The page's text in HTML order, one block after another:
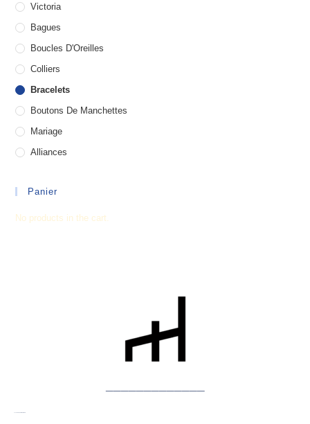
Victoria
Bagues
Boucles D'Oreilles
Colliers
Bracelets
Boutons De Manchettes
Mariage
Alliances
Panier
No products in the cart.